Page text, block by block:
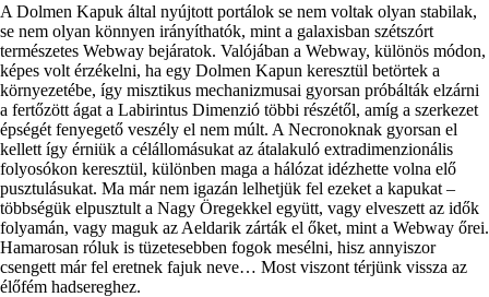
A Dolmen Kapuk által nyújtott portálok se nem voltak olyan stabilak,
se nem olyan könnyen irányíthatók, mint a galaxisban szétszórt
természetes Webway bejáratok. Valójában a Webway, különös módon,
képes volt érzékelni, ha egy Dolmen Kapun keresztül betörtek a
környezetébe, így misztikus mechanizmusai gyorsan próbálták elzárni
a fertőzött ágat a Labirintus Dimenzió többi részétől, amíg a szerkezet
épségét fenyegető veszély el nem múlt. A Necronoknak gyorsan el
kellett így érniük a célállomásukat az átalakuló extradimenzionális
folyosókon keresztül, különben maga a hálózat idézhette volna elő
pusztulásukat. Ma már nem igazán lelhetjük fel ezeket a kapukat –
többségük elpusztult a Nagy Öregekkel együtt, vagy elveszett az idők
folyamán, vagy maguk az Aeldarik zárták el őket, mint a Webway őrei.
Hamarosan róluk is tüzetesebben fogok mesélni, hisz annyiszor
csengett már fel eretnek fajuk neve… Most viszont térjünk vissza az
élőfém hadsereghez.